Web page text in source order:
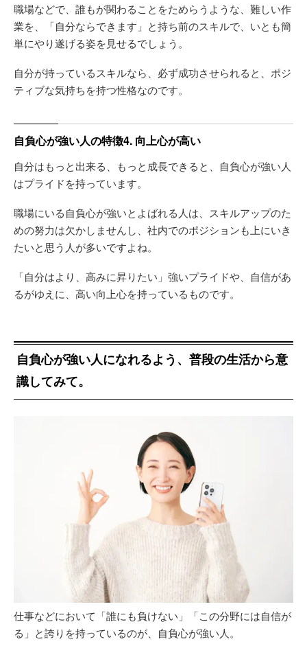
職場などで、誰もが関わることをためらうような、難しい作
業を、「自分ならできます」と持ち前のスキルで、いとも簡
単にやり遂げる姿を見せるでしょう。
自分が持っているスキルなら、必ず成功させられると、ポジ
ティブな気持ちを持つ性格なのです。
自負心が強い人の特徴4. 向上心が高い
自分はもっと出来る、もっと成長できると、自負心が強い人
はプライドを持っています。
職場にいる自負心が強いとよばれる人は、スキルアップのた
めの努力は欠かしませんし、社内でのポジションも上にいき
たいと思う人が多いですよね。
「自分はより、高みに昇りたい」強いプライドや、自信があ
るがゆえに、高い向上心を持っているものです。
自負心が強い人になれるよう、普段の生活から意
識してみて。
仕事などにおいて「誰にも負けない」「この分野には自信が
る」と誇りを持っているのが、自負心が強い人。